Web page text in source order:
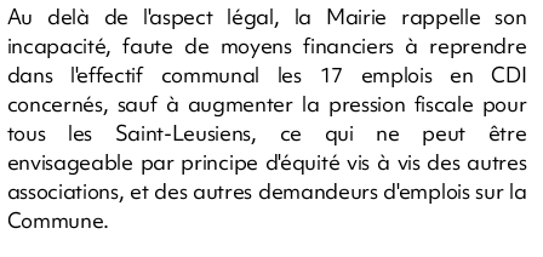
Au delà de l'aspect légal, la Mairie rappelle son
incapacité, faute de moyens financiers à reprendre
dans l'effectif communal les 17 emplois en CDI
concernés, sauf à augmenter la pression fiscale pour
tous les Saint-Leusiens, ce qui ne peut être
envisageable par principe d'équité vis à vis des autres
associations, et des autres demandeurs d'emplois sur la
Commune.